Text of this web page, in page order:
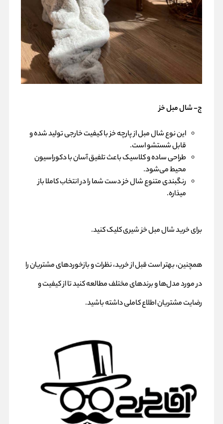
ج- شال مبل خز
این نوع شال مبل از پارچه خز با کیفیت خارجی تولید شده و
قابل شستشو است.
طراحی ساده و کلاسیک باعث تلفیق آسان با دکوراسیون
محیط می‌شود.
رنگبندی متنوع شال خز دست شما را در انتخاب کاملا باز
میذاره.
برایخرید شال مبل خز شیریکلیک کنید.
همچنین، بهتر است قبل از خرید، نظرات و بازخوردهای مشتریان را
در مورد مدل‌ها و برندهای مختلف مطالعه کنید تا از کیفیت و
رضایت مشتریان اطلاع کاملی داشته باشید.